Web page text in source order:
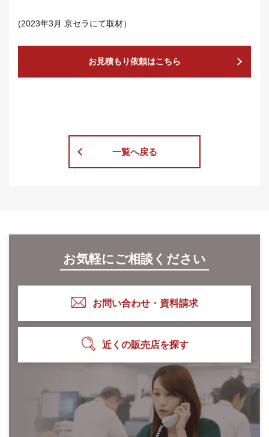
(2023年3月 京セラにて取材）
お見積もり依頼はこちら
一覧へ戻る
お気軽にご相談ください
お問い合わせ・資料請求
近くの販売店を探す